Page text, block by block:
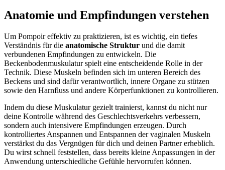
Anatomie und Empfindungen verstehen
Um Pompoir effektiv zu praktizieren, ist es wichtig, ein tiefes
Verständnis für die anatomische Struktur und die damit
verbundenen Empfindungen zu entwickeln. Die
Beckenbodenmuskulatur spielt eine entscheidende Rolle in der
Technik. Diese Muskeln befinden sich im unteren Bereich des
Beckens und sind dafür verantwortlich, innere Organe zu stützen
sowie den Harnfluss und andere Körperfunktionen zu kontrollieren.
Indem du diese Muskulatur gezielt trainierst, kannst du nicht nur
deine Kontrolle während des Geschlechtsverkehrs verbessern,
sondern auch intensivere Empfindungen erzeugen. Durch
kontrolliertes Anspannen und Entspannen der vaginalen Muskeln
verstärkst du das Vergnügen für dich und deinen Partner erheblich.
Du wirst schnell feststellen, dass bereits kleine Anpassungen in der
Anwendung unterschiedliche Gefühle hervorrufen können.